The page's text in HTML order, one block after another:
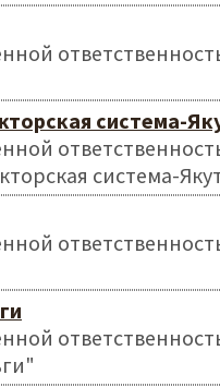
система-
система-